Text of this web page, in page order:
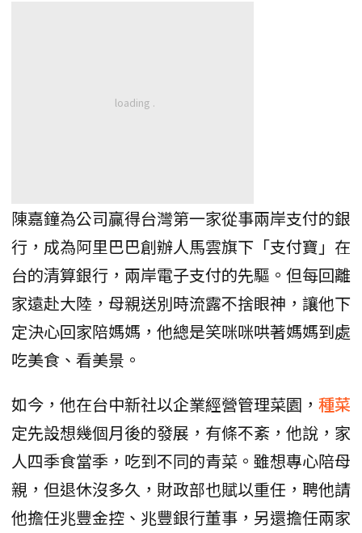
陳嘉鐘為公司贏得台灣第一家從事兩岸支付的銀
行，成為阿里巴巴創辦人馬雲旗下「支付寶」在
台的清算銀行，兩岸電子支付的先驅。但每回離
家遠赴大陸，母親送別時流露不捨眼神，讓他下
定決心回家陪媽媽，他總是笑咪咪哄著媽媽到處
吃美食、看美景。
如今，他在台中新社以企業經營管理菜園， 種菜
定先設想幾個月後的發展，有條不紊，他說，家
人四季食當季，吃到不同的青菜。雖想專心陪母
親，但退休沒多久，財政部也賦以重任，聘他請
他擔任兆豐金控、兆豐銀行董事，另還擔任兩家